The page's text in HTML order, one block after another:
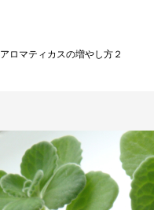
アロマティカスの増やし方２